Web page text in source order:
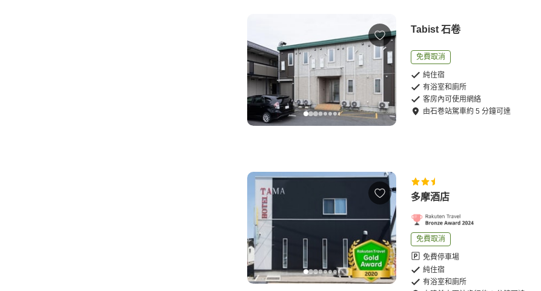
Tabist 石卷
免費取消
純住宿
有浴室和廁所
客房內可使用網絡
由石巻站駕車約5 分鐘可達
多摩酒店
免費取消
免費停車場
純住宿
有浴室和廁所